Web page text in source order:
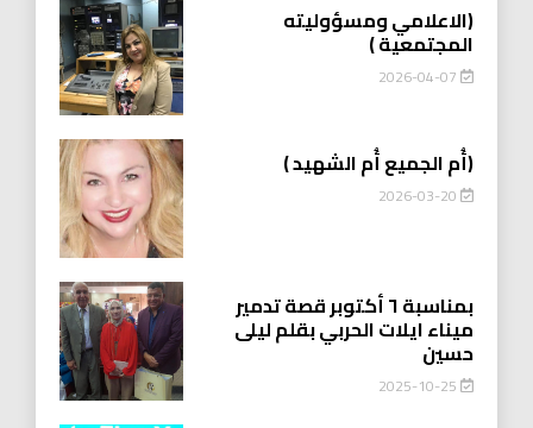
(الاعلامي ومسؤوليته
المجتمعية )
2026-04-07
(أُم الجميع أُم الشهيد )
2026-03-20
بمناسبة ٦ أكتوبر قصة تدمير
ميناء ايلات الحربي بقلم ليلى
حسين
2025-10-25